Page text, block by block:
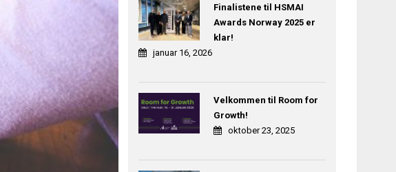
Finalistene til HSMAI
Awards Norway 2025 er
klar!
januar 16, 2026
Velkommen til Room for
Growth!
oktober 23, 2025